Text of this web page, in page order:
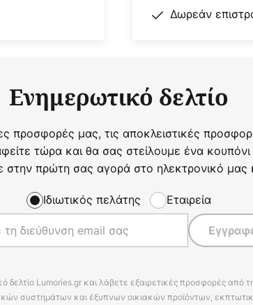
Δωρεάν
Ενημερωτικό δελτίο
προσφορές μας, τις αποκλειστικές
τώρα και θα σας στείλουμε ένα
στην πρώτη σας αγορά στο ηλεκτρονικό μας
Ιδιωτικός πελάτης Εταιρεία
δελτίο Lumories.gr και λάβετε εξαιρετικές προσφορές από
συστημάτων και έξυπνων οικιακών προϊόντων,